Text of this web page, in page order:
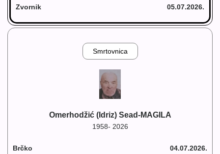
Zvornik 05.07.2026.
Smrtovnica
Omerhodžić (Idriz) Sead-MAGILA
1958- 2026
Brčko 04.07.2026.